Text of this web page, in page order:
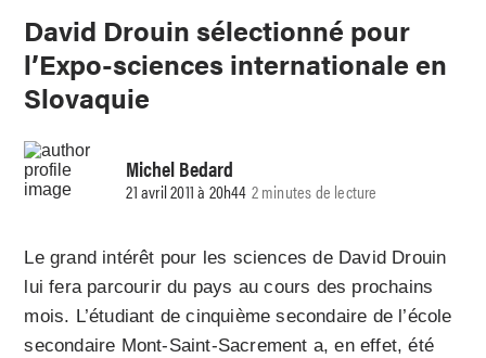
David Drouin sélectionné pour
l’Expo-sciences internationale en
Slovaquie
Michel Bedard
21 avril 2011 à 20h44 2 minutes de lecture
Le grand intérêt pour les sciences de David Drouin
lui fera parcourir du pays au cours des prochains
mois. L’étudiant de cinquième secondaire de l’école
secondaire Mont-Saint-Sacrement a, en effet, été